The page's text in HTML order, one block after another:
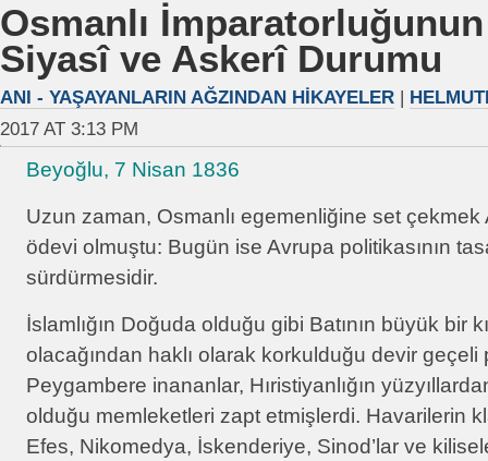
Osmanlı İmparatorluğunun
Siyasî ve Askerî Durumu
ANI - YAŞAYANLARIN AĞZINDAN HIKAYELER |
2017 AT 3:13 PM
Beyoğlu, 7 Nisan 1836
Uzun zaman, Osmanlı egemenliğine set çekmek
ödevi olmuştu: Bugün ise Avrupa politikasının
sürdürmesidir.
İslamlığın Doğuda olduğu gibi Batının büyük bir
olacağından haklı olarak korkulduğu devir geçeli
Peygambere inananlar, Hıristiyanlığın
olduğu memleketleri zapt etmişlerdi. Havarilerin
Efes, Nikomedya, İskenderiye, Sinod’lar ve